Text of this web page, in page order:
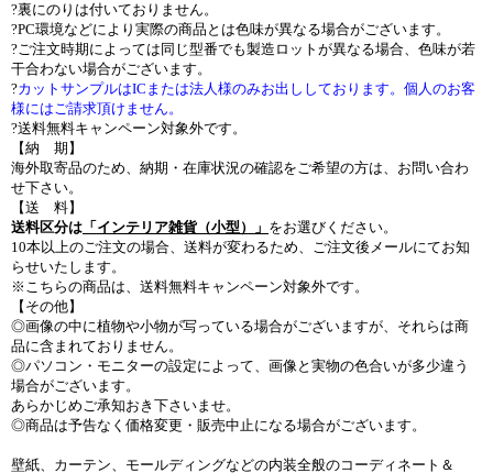
?裏にのりは付いておりません。
?PC環境などにより実際の商品とは色味が異なる場合がございます。
?ご注文時期によっては同じ型番でも製造ロットが異なる場合、色味が若
干合わない場合がございます。
?カットサンプルはICまたは法人様のみお出ししております。個人のお客
様にはご請求頂けません。
?送料無料キャンペーン対象外です。
【納 期】
海外取寄品のため、納期・在庫状況の確認をご希望の方は、お問い合わ
せ下さい。
【送 料】
送料区分は 「インテリア雑貨（小型）」 をお選びください。
10本以上のご注文の場合、送料が変わるため、ご注文後メールにてお知
らせいたします。
※こちらの商品は、送料無料キャンペーン対象外です。
【その他】
◎画像の中に植物や小物が写っている場合がございますが、それらは商
品に含まれておりません。
◎パソコン・モニターの設定によって、画像と実物の色合いが多少違う
場合がございます。
あらかじめご承知おき下さいませ。
◎商品は予告なく価格変更・販売中止になる場合がございます。
壁紙、カーテン、モールディングなどの内装全般のコーディネート＆